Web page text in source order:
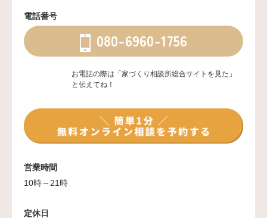
電話番号
080-6960-1756
お電話の際は「家づくり相談所総合サイトを見た」
と伝えてね！
営業時間
10時～21時
定休日